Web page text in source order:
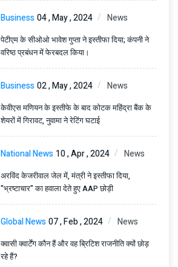
Business04 , May , 2024 News
पेटीएम के सीओओ भावेश गुप्ता ने इस्तीफा दिया; कंपनी ने
वरिष्ठ प्रबंधन में फेरबदल किया।
Business02 , May , 2024 News
केवीएस मणियन के इस्तीफे के बाद कोटक महिंद्रा बैंक के
शेयरों में गिरावट, नुवामा ने रेटिंग घटाई
National News 10 , Apr , 2024 News
अरविंद केजरीवाल जेल में, मंत्री ने इस्तीफा दिया,
"भ्रष्टाचार" का हवाला देते हुए AAP छोड़ी
Global News07 , Feb , 2024 News
क्वासी क्वार्टेंग कौन हैं और वह ब्रिटिश राजनीति क्यों छोड़
रहे हैं?